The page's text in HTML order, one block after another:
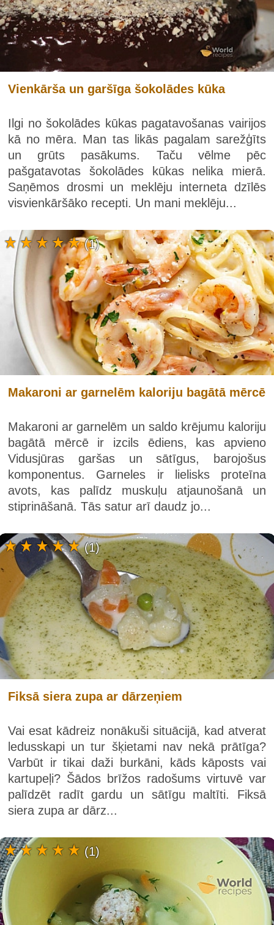
Vienkārša un garšīga šokolādes kūka
Ilgi no šokolādes kūkas pagatavošanas vairijos
kā no mēra. Man tas likās pagalam sarežģīts
un grūts pasākums. Taču vēlme pēc
pašgatavotas šokolādes kūkas nelika mierā.
Saņēmos drosmi un meklēju interneta dzīlēs
visvienkāršāko recepti. Un mani meklēju...
Makaroni ar garnelēm kaloriju bagātā mērcē
Makaroni ar garnelēm un saldo krējumu kaloriju
bagātā mērcē ir izcils ēdiens, kas apvieno
Vidusjūras garšas un sātīgus, barojošus
komponentus. Garneles ir lielisks proteīna
avots, kas palīdz muskuļu atjaunošanā un
stiprināšanā. Tās satur arī daudz jo...
(1)
Fiksā siera zupa ar dārzeņiem
Vai esat kādreiz nonākuši situācijā, kad atverat
ledusskapi un tur šķietami nav nekā prātīga?
Varbūt ir tikai daži burkāni, kāds kāposts vai
kartupeļi? Šādos brīžos radošums virtuvē var
palīdzēt radīt gardu un sātīgu maltīti. Fiksā
siera zupa ar dārz...
(1)
(1)